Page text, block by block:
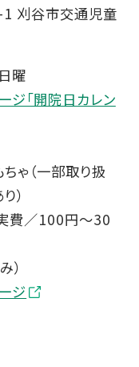
刈谷市交通児童
曜
ジ「開院日カレン
ゃ（一部取り扱
）
費／100円～30
）
ジ